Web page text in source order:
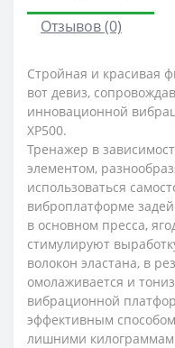
Отзывов (0)
Стройная и красивая
вот девиз,
инновационной
ХP500.
Тренажер в
элементом,
использоваться
виброплатформе
в основном пресса,
стимулируют
волокон эластана, в
омолаживается и
вибрационной
эффективным
лишними